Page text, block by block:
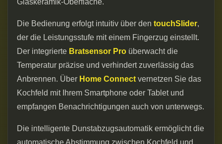
Glaskeramik-Oberfläche.
Die Bedienung erfolgt intuitiv über den touchSlider,
der die Leistungsstufe mit einem Fingerzug einstellt.
Der integrierte Bratsensor Pro überwacht die
Temperatur präzise und verhindert zuverlässig das
Anbrennen. Über Home Connect vernetzen Sie das
Kochfeld mit Ihrem Smartphone oder Tablet und
empfangen Benachrichtigungen auch von unterwegs.
Die intelligente Dunstabzugsautomatik ermöglicht die
automatische Abstimmung zwischen Kochfeld und